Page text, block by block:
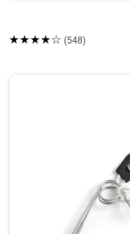
★★★★☆ (548)